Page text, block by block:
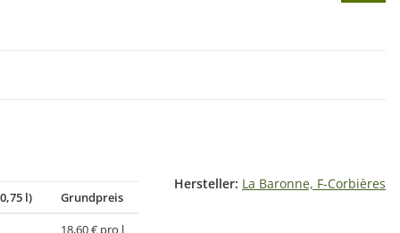
l)
Grundpreis
18,60 € pro l
Hersteller: La Baronne, F-Corbières